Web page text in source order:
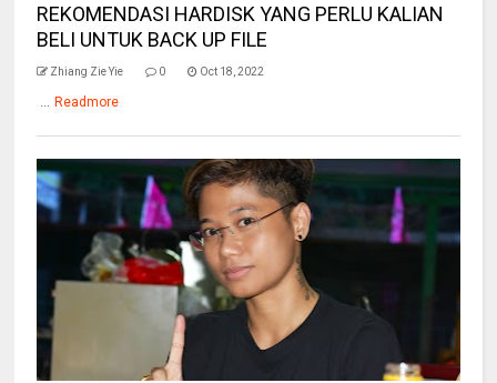
REKOMENDASI HARDISK YANG PERLU KALIAN
BELI UNTUK BACK UP FILE
Zhiang Zie Yie 0 Oct 18, 2022
... Readmore